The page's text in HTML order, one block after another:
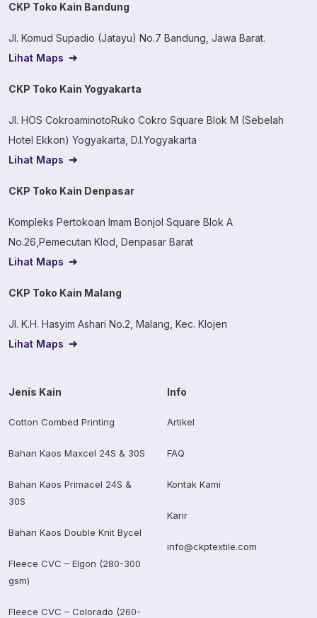
CKP Toko Kain Bandung
Jl. Komud Supadio (Jatayu) No.7 Bandung, Jawa Barat.
Lihat Maps
CKP Toko Kain Yogyakarta
Jl. HOS CokroaminotoRuko Cokro Square Blok M (Sebelah
Hotel Ekkon) Yogyakarta, D.I.Yogyakarta
Lihat Maps
CKP Toko Kain Denpasar
Kompleks Pertokoan Imam Bonjol Square Blok A
No.26,Pemecutan Klod, Denpasar Barat
Lihat Maps
CKP Toko Kain Malang
Jl. K.H. Hasyim Ashari No.2, Malang, Kec. Klojen
Lihat Maps
Jenis Kain
Cotton Combed Printing
Bahan Kaos Maxcel 24S & 30S
Bahan Kaos Primacel 24S &
30S
Bahan Kaos Double Knit Bycel
Fleece CVC – Elgon (280-300
gsm)
Fleece CVC – Colorado (260-
Info
Artikel
FAQ
Kontak Kami
Karir
info@ckptextile.com